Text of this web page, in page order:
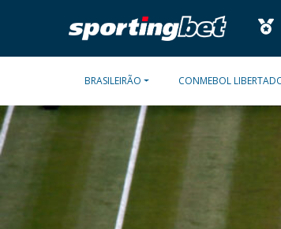
BRASILEIRÃO CONMEBOL